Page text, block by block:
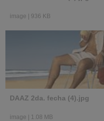
image | 936 KB
DAAZ 2da. fecha (4).jpg
image | 1.08 MB